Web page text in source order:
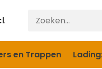
en Trappen